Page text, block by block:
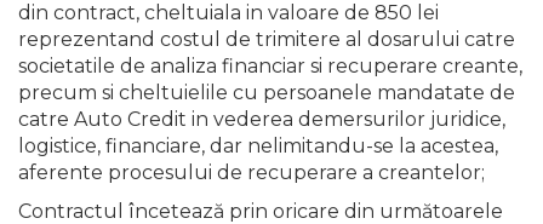
din contract, cheltuiala in valoare de 850 lei
reprezentand costul de trimitere al dosarului catre
societatile de analiza financiar si recuperare creante,
precum si cheltuielile cu persoanele mandatate de
catre Auto Credit in vederea demersurilor juridice,
logistice, financiare, dar nelimitandu-se la acestea,
aferente procesului de recuperare a creantelor;
Contractul încetează prin oricare din următoarele